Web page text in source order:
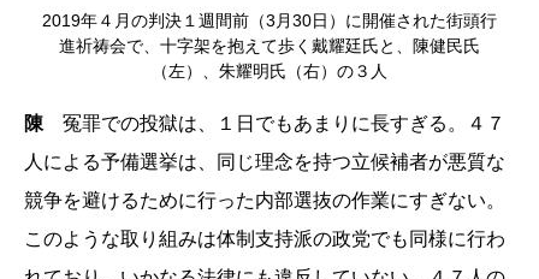
2019年４月の判決１週間前（3月30日）に開催された街頭行
進祈祷会で、十字架を抱えて歩く戴耀廷氏と、陳健民氏
（左）、朱耀明氏（右）の３人
陳 冤罪での投獄は、１日でもあまりに長すぎる。４７
人による予備選挙は、同じ理念を持つ立候補者が悪質な
競争を避けるために行った内部選抜の作業にすぎない。
このような取り組みは体制支持派の政党でも同様に行わ